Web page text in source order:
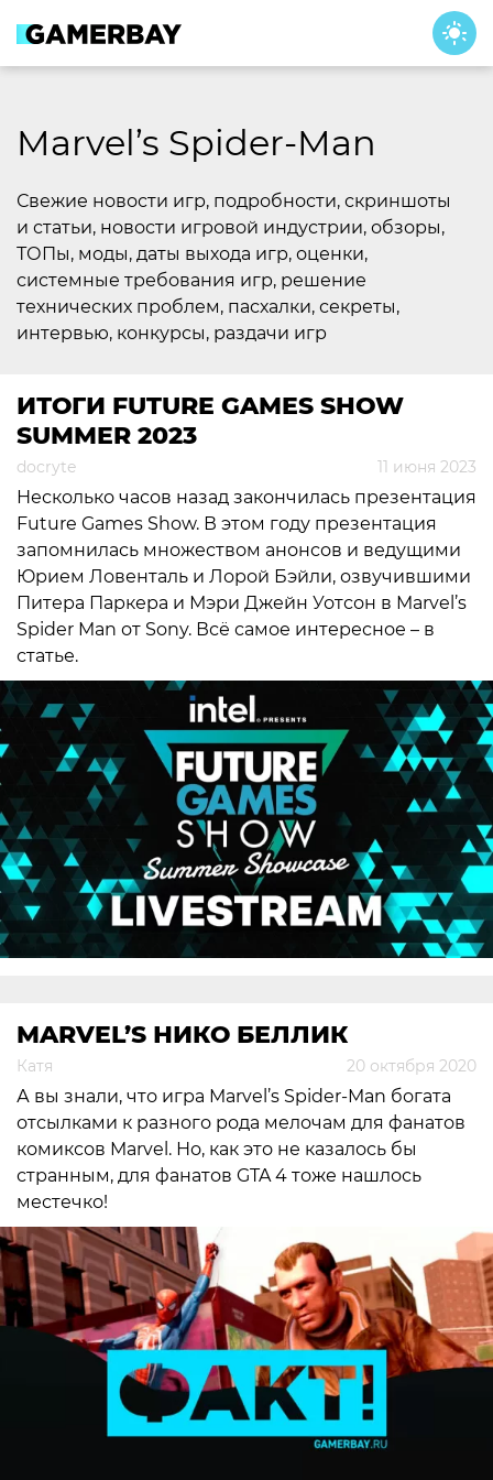
content
Marvel’s Spider-Man
Свежие новости игр, подробности, скриншоты
и статьи, новости игровой индустрии, обзоры,
ТОПы, моды, даты выхода игр, оценки,
системные требования игр, решение
технических проблем, пасхалки, секреты,
интервью, конкурсы, раздачи игр
ИТОГИ FUTURE GAMES SHOW
SUMMER 2023
docryte 11 июня 2023
Несколько часов назад закончилась презентация
Future Games Show. В этом году презентация
запомнилась множеством анонсов и ведущими
Юрием Ловенталь и Лорой Бэйли, озвучившими
Питера Паркера и Мэри Джейн Уотсон в Marvel’s
Spider Man от Sony. Всё самое интересное – в
статье.
MARVEL’S НИКО БЕЛЛИК
Катя 20 октября 2020
А вы знали, что игра Marvel’s Spider-Man богата
отсылками к разного рода мелочам для фанатов
комиксов Marvel. Но, как это не казалось бы
странным, для фанатов GTA 4 тоже нашлось
местечко!